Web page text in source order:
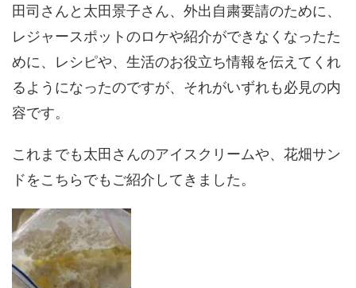
田司さんと太田景子さん、外出自粛要請のために、
レジャースポットのロケや紹介ができなくなったた
めに、レシピや、生活のお役立ち情報を伝えてくれ
るようになったのですが、それがいずれも必見の内
容です。
これまでも太田さんのアイスクリームや、花畑サン
ドをこちらでもご紹介してきました。